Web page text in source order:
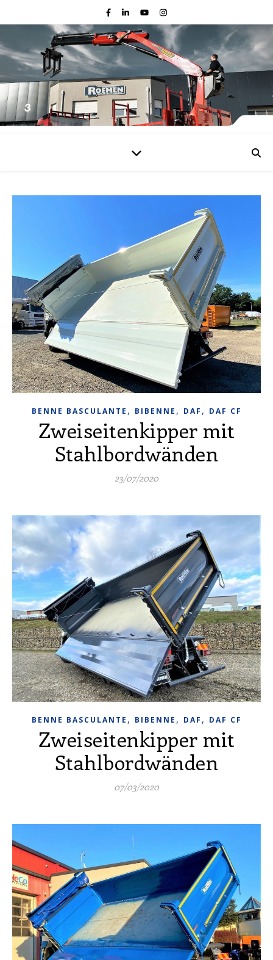
BENNE BASCULANTE , BIBENNE , DAF , DAF CF
Zweiseitenkipper mit
Stahlbordwänden
23/07/2020
BENNE BASCULANTE , BIBENNE , DAF , DAF CF
Zweiseitenkipper mit
Stahlbordwänden
07/03/2020